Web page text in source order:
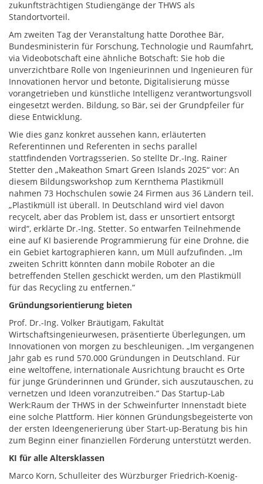
zukunftsträchtigen Studiengänge der THWS als
Standortvorteil.
Am zweiten Tag der Veranstaltung hatte Dorothee Bär,
Bundesministerin für Forschung, Technologie und Raumfahrt,
via Videobotschaft eine ähnliche Botschaft: Sie hob die
unverzichtbare Rolle von Ingenieurinnen und Ingenieuren für
Innovationen hervor und betonte, Digitalisierung müsse
vorangetrieben und künstliche Intelligenz verantwortungsvoll
eingesetzt werden. Bildung, so Bär, sei der Grundpfeiler für
diese Entwicklung.
Wie dies ganz konkret aussehen kann, erläuterten
Referentinnen und Referenten in sechs parallel
stattfindenden Vortragsserien. So stellte Dr.-Ing. Rainer
Stetter den „Makeathon Smart Green Islands 2025“ vor: An
diesem Bildungsworkshop zum Kernthema Plastikmüll
nahmen 73 Hochschulen sowie 24 Firmen aus 36 Ländern teil.
„Plastikmüll ist überall. In Deutschland wird viel davon
recycelt, aber das Problem ist, dass er unsortiert entsorgt
wird“, erklärte Dr.-Ing. Stetter. So entwarfen Teilnehmende
eine auf KI basierende Programmierung für eine Drohne, die
ein Gebiet kartographieren kann, um Müll aufzufinden. „Im
zweiten Schritt könnten dann mobile Roboter an die
betreffenden Stellen geschickt werden, um den Plastikmüll
für das Recycling zu entfernen.“
Gründungsorientierung bieten
Prof. Dr.-Ing. Volker Bräutigam, Fakultät
Wirtschaftsingenieurwesen, präsentierte Überlegungen, um
Innovationen von morgen zu beschleunigen. „Im vergangenen
Jahr gab es rund 570.000 Gründungen in Deutschland. Für
eine weltoffene, internationale Ausrichtung braucht es Orte
für junge Gründerinnen und Gründer, sich auszutauschen, zu
vernetzen und Ideen voranzutreiben.“ Das Startup-Lab
Werk:Raum der THWS in der Schweinfurter Innenstadt biete
eine solche Plattform. Hier können Gründungsbegeisterte von
der ersten Ideengenerierung über Start-up-Beratung bis hin
zum Beginn einer finanziellen Förderung unterstützt werden.
KI für alle Altersklassen
Marco Korn, Schulleiter des Würzburger Friedrich-Koenig-